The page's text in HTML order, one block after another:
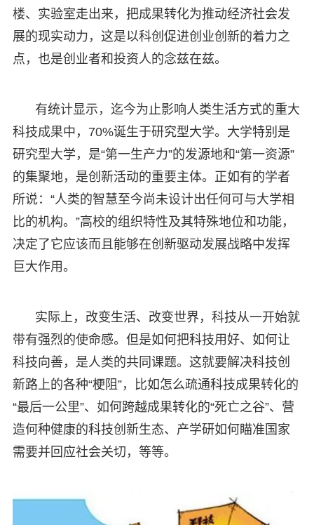
楼、实验室走出来，把成果转化为推动经济社会发
展的现实动力，这是以科创促进创业创新的着力之
点，也是创业者和投资人的念兹在兹。
有统计显示，迄今为止影响人类生活方式的重大
科技成果中，70%诞生于研究型大学。大学特别是
研究型大学，是“第一生产力”的发源地和“第一资源”
的集聚地，是创新活动的重要主体。正如有的学者
所说：“人类的智慧至今尚未设计出任何可与大学相
比的机构。”高校的组织特性及其特殊地位和功能，
决定了它应该而且能够在创新驱动发展战略中发挥
巨大作用。
实际上，改变生活、改变世界，科技从一开始就
带有强烈的使命感。但是如何把科技用好、如何让
科技向善，是人类的共同课题。这就要解决科技创
新路上的各种“梗阻”，比如怎么疏通科技成果转化的
“最后一公里”、如何跨越成果转化的“死亡之谷”、营
造何种健康的科技创新生态、产学研如何瞄准国家
需要并回应社会关切，等等。